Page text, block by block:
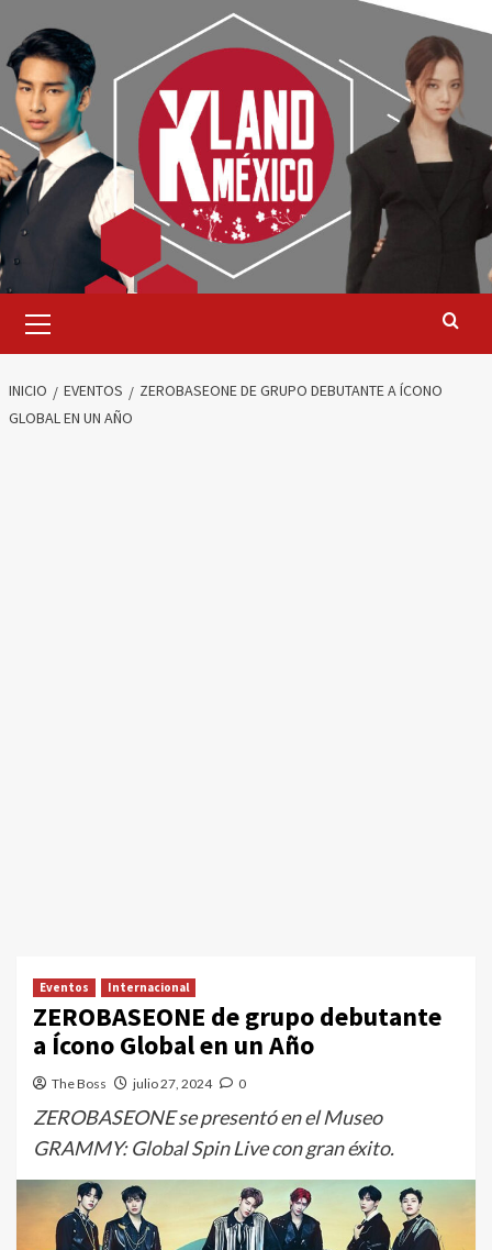
contenido
primario
INICIO EVENTOS
ZEROBASEONE DE GRUPO DEBUTANTE A ÍCONO
GLOBAL EN UN AÑO
Eventos Internacional
ZEROBASEONE de grupo debutante
a Ícono Global en un Año
The Boss julio 27, 2024 0
ZEROBASEONE se presentó en el Museo
GRAMMY: Global Spin Live con gran éxito.